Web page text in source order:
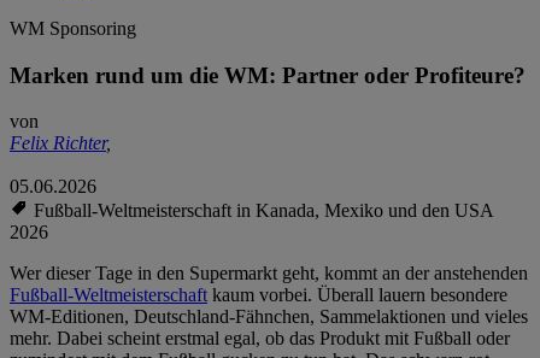
WM Sponsoring
Marken rund um die WM: Partner oder Profiteure?
von
Felix Richter,
05.06.2026
Fußball-Weltmeisterschaft in Kanada, Mexiko und den USA
2026
Wer dieser Tage in den Supermarkt geht, kommt an der anstehenden
Fußball-Weltmeisterschaftkaum vorbei. Überall lauern besondere
WM-Editionen, Deutschland-Fähnchen, Sammelaktionen und vieles
mehr. Dabei scheint erstmal egal, ob das Produkt mit Fußball oder